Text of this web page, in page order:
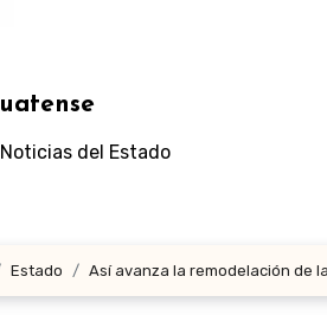
del Estado
Estado Así avanza la remodelación de